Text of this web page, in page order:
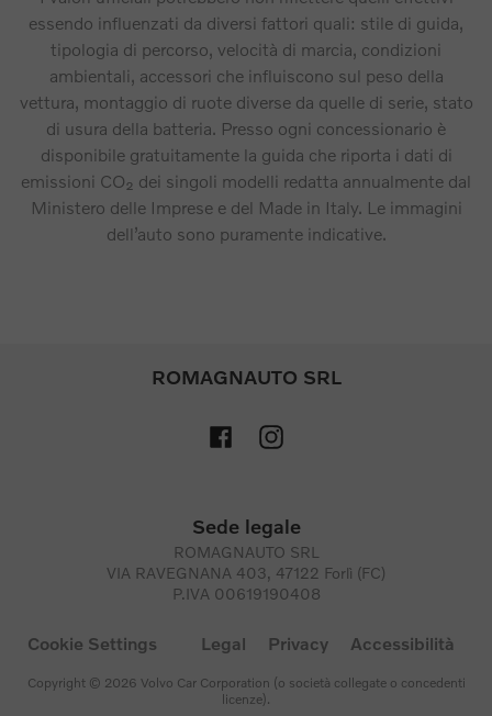
essendo influenzati da diversi fattori quali: stile di guida,
tipologia di percorso, velocità di marcia, condizioni
ambientali, accessori che influiscono sul peso della
vettura, montaggio di ruote diverse da quelle di serie, stato
di usura della batteria. Presso ogni concessionario è
disponibile gratuitamente la guida che riporta i dati di
emissioni CO₂ dei singoli modelli redatta annualmente dal
Ministero delle Imprese e del Made in Italy. Le immagini
dell’auto sono puramente indicative.
ROMAGNAUTO SRL
Sede legale
ROMAGNAUTO SRL
VIA RAVEGNANA 403, 47122 Forlì (FC)
P.IVA 00619190408
Cookie Settings Legal Privacy Accessibilità
Copyright © 2026 Volvo Car Corporation (o società collegate o concedenti
licenze).